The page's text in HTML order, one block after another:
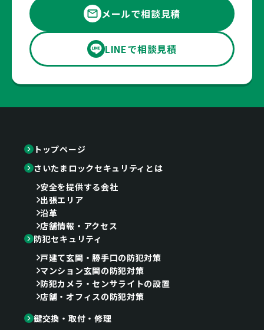
メールで相談見積
LINEで相談見積
トップページ
さいたまロックセキュリティとは
安全を提供する会社
出張エリア
沿革
店舗情報・アクセス
防犯セキュリティ
戸建て玄関・勝手口の防犯対策
マンション玄関の防犯対策
防犯カメラ・センサライトの設置
店舗・オフィスの防犯対策
鍵交換・取付・修理